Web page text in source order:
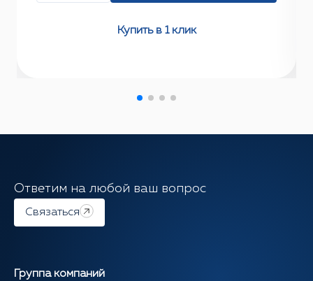
Купить в 1 клик
Ответим на любой ваш вопрос
Связаться
Группа компаний